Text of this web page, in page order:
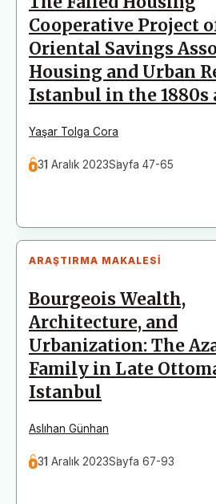
Cooperative Project
Oriental Savings
Housing and Urban
Istanbul in the 1880s
Yaşar Tolga Cora
31 Aralık 2023Sayfa 47-65
ARAŞTIRMA MAKALESI
Bourgeois Wealth,
Architecture, and
Urbanization: The
Family in Late
Istanbul
Aslıhan Günhan
31 Aralık 2023Sayfa 67-93